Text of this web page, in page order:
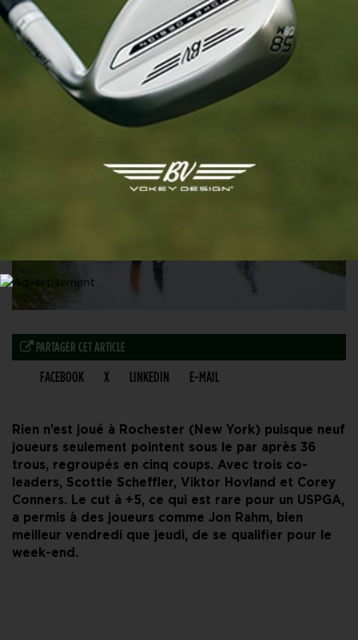
PGA CHAMPIONSHIP, TOUR 2
Scheffler, Conners et Hovland devant DeChambeau,
Perez dans le Top 30
20 MAI 2023
PARTAGER CET ARTICLE
FACEBOOK X LINKEDIN E-MAIL
Rien n’est joué à Rochester (New York) puisque neuf
joueurs seulement pointent sous le par après 36
trous, regroupés en cinq coups. Avec trois co-
leaders, Scottie Scheffler, Viktor Hovland et Corey
Conners. Le cut à +5, ce qui est rare pour un USPGA,
a permis à des joueurs comme Jon Rahm, bien
meilleur vendredi que jeudi, de se qualifier pour le
week-end.